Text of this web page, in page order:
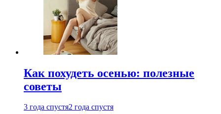
Как похудеть осенью: полезные
советы
3 года спустя2 года спустя